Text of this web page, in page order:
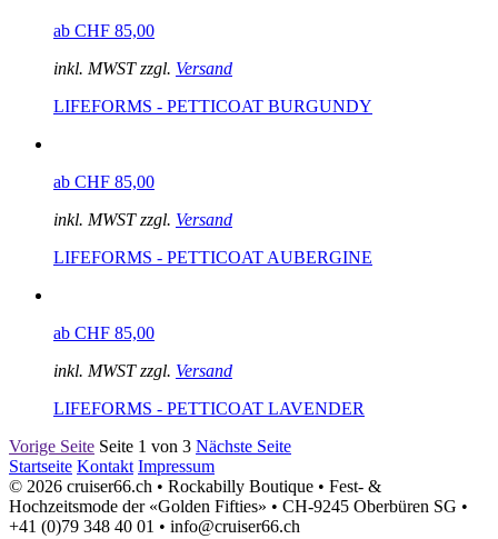
ab CHF 85,00
inkl. MWST zzgl. Versand
LIFEFORMS - PETTICOAT BURGUNDY
ab CHF 85,00
inkl. MWST zzgl. Versand
LIFEFORMS - PETTICOAT AUBERGINE
ab CHF 85,00
inkl. MWST zzgl. Versand
LIFEFORMS - PETTICOAT LAVENDER
Vorige Seite Seite 1 von 3 Nächste Seite
Startseite Kontakt Impressum
© 2026 cruiser66.ch • Rockabilly Boutique • Fest- &
Hochzeitsmode der «Golden Fifties» • CH-9245 Oberbüren SG •
+41 (0)79 348 40 01 • info@cruiser66.ch